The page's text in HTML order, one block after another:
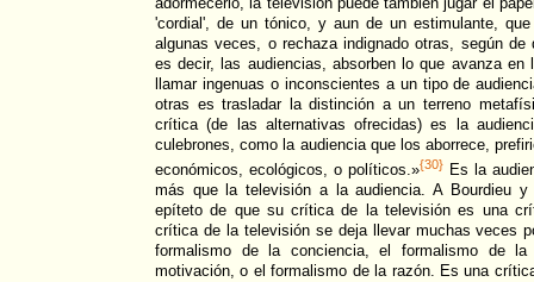
'cordial', de un tónico, y aun de un estimulante,
algunas veces, o rechaza indignado otras, según de
es decir, las audiencias, absorben lo que avanza
llamar ingenuas o inconscientes a un tipo de
otras es trasladar la distinción a un terreno
crítica (de las alternativas ofrecidas) es la
culebrones, como la audiencia que los aborrece,
económicos, ecológicos, o políticos.»{30} Es la
más que la televisión a la audiencia. A Bourdieu
epíteto de que su crítica de la televisión es una
crítica de la televisión se deja llevar muchas veces
formalismo de la conciencia, el formalismo de
motivación, o el formalismo de la razón. Es una